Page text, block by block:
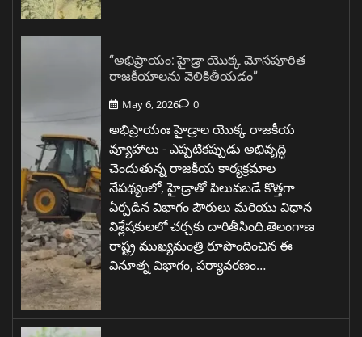
“అభిప్రాయం: హైడ్రా యొక్క మోసపూరిత
రాజకీయాలను వెలికితీయడం”
May 6, 2026 0
అభిప్రాయంః హైడ్రాల యొక్క రాజకీయ
వ్యూహాలు - ఎప్పటికప్పుడు అభివృద్ధి
చెందుతున్న రాజకీయ కార్యక్రమాల
నేపథ్యంలో, హైడ్రాతో పిలువబడే కొత్తగా
ఏర్పడిన విభాగం పౌరులు మరియు విధాన
విశ్లేషకులలో చర్చకు దారితీసింది.తెలంగాణ
రాష్ట్ర ముఖ్యమంత్రి రూపొందించిన ఈ
వినూత్న విభాగం, పర్యావరణం…